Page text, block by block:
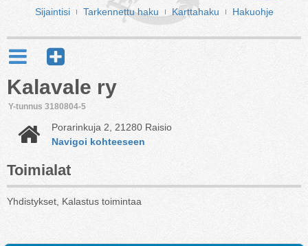
Sijaintisi Tarkennettu haku Karttahaku Hakuohje
Kalavale ry
Y-tunnus 3180804-5
Porarinkuja 2, 21280 Raisio
Navigoi kohteeseen
Toimialat
Yhdistykset, Kalastus toimintaa